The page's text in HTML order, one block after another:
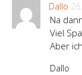
Dallo
Na
Viel
Aber
Dallo